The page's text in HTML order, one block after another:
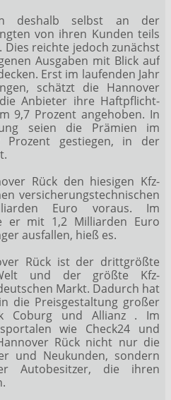
deshalb selbst an der
von ihren Kunden teils
reichte jedoch zunächst
Ausgaben mit Blick auf
Erst im laufenden Jahr
schätzt die Hannover
Anbieter ihre Haftpflicht-
9,7 Prozent angehoben. In
seien die Prämien im
gestiegen, in der
Rück den hiesigen Kfz-
versicherungstechnischen
Euro voraus. Im
er mit 1,2 Milliarden Euro
ausfallen, hieß es.
Rück ist der drittgrößte
und der größte Kfz-
Markt. Dadurch hat
die Preisgestaltung großer
Coburg und Allianz . Im
wie Check24 und
Rück nicht nur die
und Neukunden, sondern
Autobesitzer, die ihren